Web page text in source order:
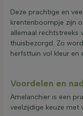
Deze prachtige en
krentenboompje zijn
allemaal rechtstreeks
thuisbezorgd. Zo
herfsttuin vol kleur en
Voordelen en
Amelanchier is een
veelzijdige keuze met